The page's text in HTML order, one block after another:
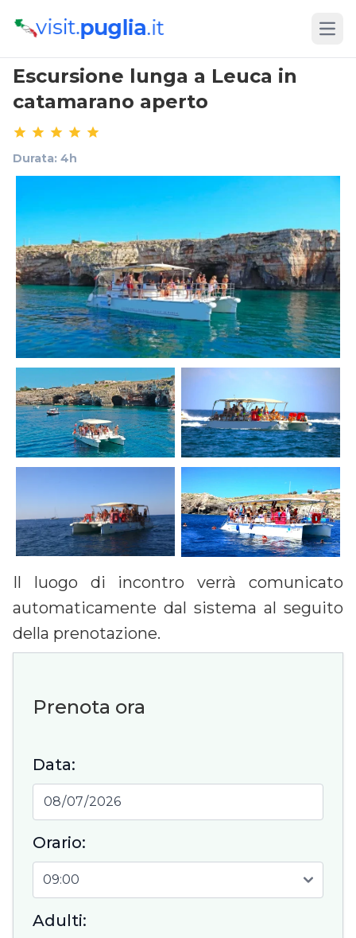
Escursione lunga a Leuca in
catamarano aperto
Durata: 4h
Il luogo di incontro verrà comunicato
automaticamente dal sistema al seguito
della prenotazione.
Prenota ora
Data:
Orario:
Adulti: